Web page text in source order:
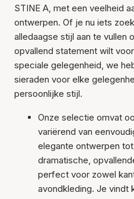
STINE A, met een veelheid
ontwerpen. Of je nu iets
alledaagse stijl aan te vullen
opvallend statement wilt
speciale gelegenheid, we
sieraden voor elke
persoonlijke stijl.
Onze selectie omvat
variërend van
elegante ontwerpen
dramatische,
perfect voor zowel
avondkleding. Je vindt